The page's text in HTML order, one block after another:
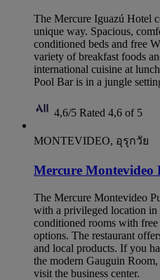
The Mercure Iguazú Hotel
unique way. Spacious,
conditioned beds and free
variety of breakfast foods
international cuisine at
Pool Bar is in a jungle
4,6/5 Rated 4,6 of 5
MONTEVIDEO, อุรุกวัย
Mercure Montevideo
The Mercure Montevideo
with a privileged location
conditioned rooms with
options. The restaurant
and local products. If you
the modern Gauguin
visit the business center.